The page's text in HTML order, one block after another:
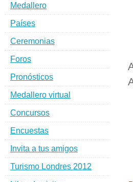
Medallero
Países
Ceremonias
Foros
Pronósticos
Medallero virtual
Concursos
Encuestas
Invita a tus amigos
Turismo Londres 2012